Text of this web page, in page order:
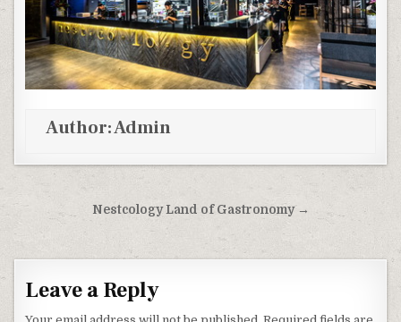
Author:Admin
Post navigation
Nestcology Land of Gastronomy →
Leave a Reply